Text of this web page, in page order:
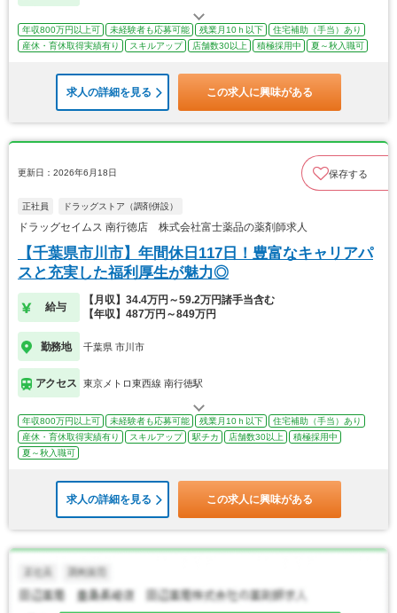
年収800万円以上可 未経験者も応募可能 残業月10ｈ以下
住宅補助（手当）あり
産休・育休取得実績有り
スキルアップ 店舗数30以上 積極採用中 夏～秋入職可
求人の詳細を見る この求人に興味がある
更新日：2026年6月18日 保存する
正社員 ドラッグストア（調剤併設）
ドラッグセイムス 南行徳店 株式会社富士薬品の薬剤師求人
【千葉県市川市】年間休日117日！豊富なキャリアパ
スと充実した福利厚生が魅力◎
給与
【月収】34.4万円～59.2万円諸手当含む
【年収】487万円～849万円
勤務地 千葉県 市川市
アクセス 東京メトロ東西線 南行徳駅
年収800万円以上可 未経験者も応募可能 残業月10ｈ以下
住宅補助（手当）あり
産休・育休取得実績有り
スキルアップ 駅チカ 店舗数30以上
積極採用中
夏～秋入職可
求人の詳細を見る この求人に興味がある